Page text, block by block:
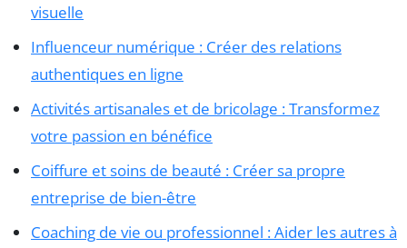
visuelle
Influenceur numérique : Créer des relations
authentiques en ligne
Activités artisanales et de bricolage : Transformez
votre passion en bénéfice
Coiffure et soins de beauté : Créer sa propre
entreprise de bien-être
Coaching de vie ou professionnel : Aider les autres à